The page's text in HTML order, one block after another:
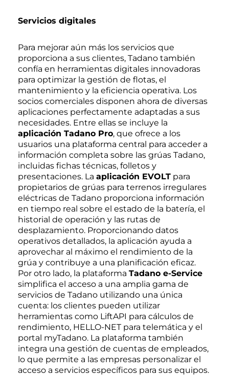
Servicios digitales
Para mejorar aún más los servicios que
proporciona a sus clientes, Tadano también
confía en herramientas digitales innovadoras
para optimizar la gestión de flotas, el
mantenimiento y la eficiencia operativa. Los
socios comerciales disponen ahora de diversas
aplicaciones perfectamente adaptadas a sus
necesidades. Entre ellas se incluye la
aplicación Tadano Pro, que ofrece a los
usuarios una plataforma central para acceder a
información completa sobre las grúas Tadano,
incluidas fichas técnicas, folletos y
presentaciones. La aplicación EVOLT para
propietarios de grúas para terrenos irregulares
eléctricas de Tadano proporciona información
en tiempo real sobre el estado de la batería, el
historial de operación y las rutas de
desplazamiento. Proporcionando datos
operativos detallados, la aplicación ayuda a
aprovechar al máximo el rendimiento de la
grúa y contribuye a una planificación eficaz.
Por otro lado, la plataforma Tadano e-Service
simplifica el acceso a una amplia gama de
servicios de Tadano utilizando una única
cuenta: los clientes pueden utilizar
herramientas como LiftAPI para cálculos de
rendimiento, HELLO-NET para telemática y el
portal myTadano. La plataforma también
integra una gestión de cuentas de empleados,
lo que permite a las empresas personalizar el
acceso a servicios específicos para sus equipos.